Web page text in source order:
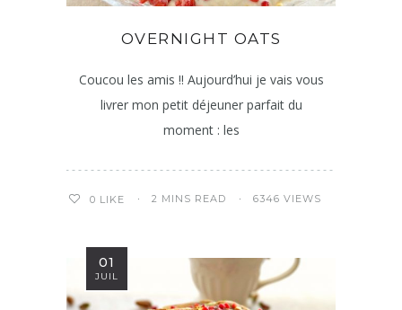
OVERNIGHT OATS
Coucou les amis !! Aujourd’hui je vais vous
livrer mon petit déjeuner parfait du
moment : les
0 LIKE 2 MINS READ 6346 VIEWS
01
JUIL